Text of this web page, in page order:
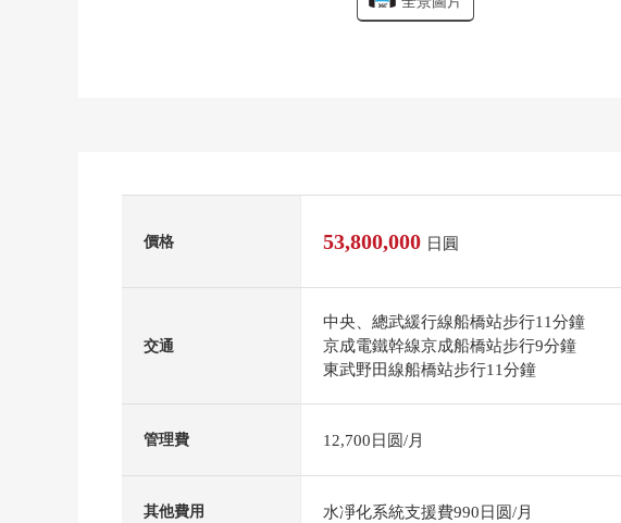
價格 53,800,000 日圓
交通
中央、總武緩行線船橋站步行11分鐘
京成電鐵幹線京成船橋站步行9分鐘
東武野田線船橋站步行11分鐘
管理費 12,700日圆/月
其他費用 水凈化系統支援費990日圆/月